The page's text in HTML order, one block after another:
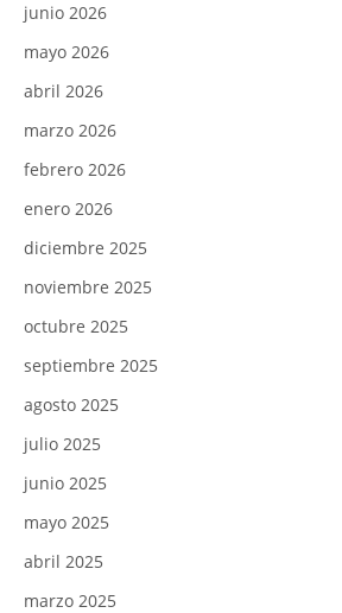
junio 2026
mayo 2026
abril 2026
marzo 2026
febrero 2026
enero 2026
diciembre 2025
noviembre 2025
octubre 2025
septiembre 2025
agosto 2025
julio 2025
junio 2025
mayo 2025
abril 2025
marzo 2025